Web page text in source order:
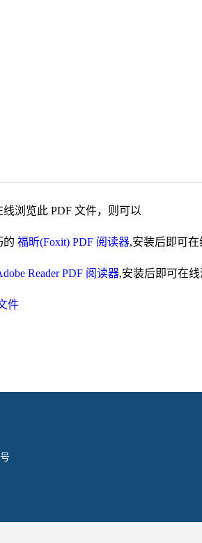
浏览此 PDF 文件，则可以
的 福昕(Foxit) PDF 阅读器,安装后即可
Reader PDF 阅读器,安装后即可在
件